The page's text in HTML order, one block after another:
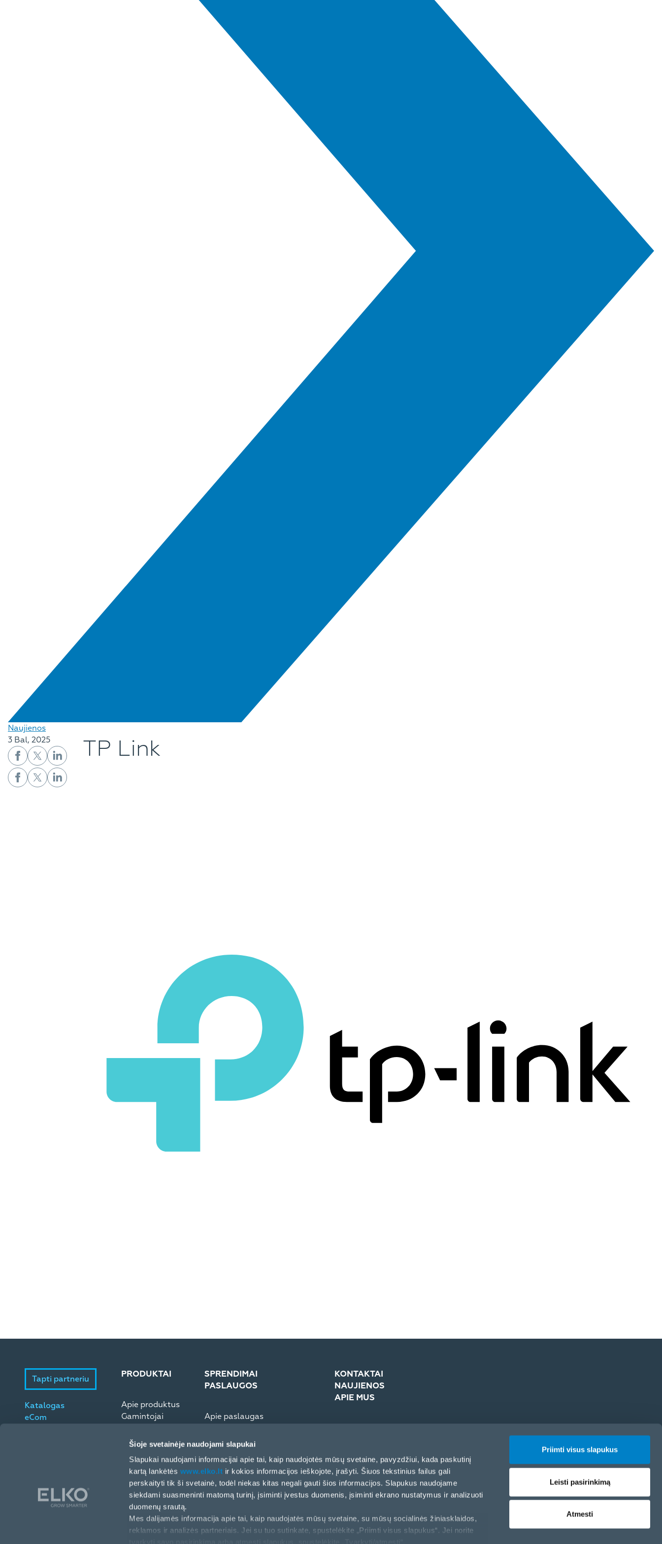
Šioje svetainėje naudojami slapukai
Slapukai naudojami informacijai apie tai, kaip naudojotės mūsų svetaine, pavyzdžiui, kada paskutinį
kartą lankėtės www.elko.lt ir kokios informacijos ieškojote, įrašyti. Šiuos tekstinius failus gali
perskaityti tik ši svetainė, todėl niekas kitas negali gauti šios informacijos. Slapukus naudojame
siekdami suasmeninti matomą turinį, įsiminti įvestus duomenis, įsiminti ekrano nustatymus ir analizuoti
duomenų srautą.
Mes dalijamės informacija apie tai, kaip naudojatės mūsų svetaine, su mūsų socialinės žiniasklaidos,
reklamos ir analizės partneriais. Jei su tuo sutinkate, spustelėkite „Priimti visus slapukus“. Jei norite
Priimti visus slapukus
Leisti pasirinkimą
Atmesti
Naujienos
3 Bal, 2025
TP Link
Tapti partneriu
Katalogas
eCom
PRODUKTAI
Apie produktus
Gamintojai
SPRENDIMAI
PASLAUGOS
Apie paslaugas
KONTAKTAI
NAUJIENOS
APIE MUS
Europos pr. 32 (II a.), Kaunas, LT-46326, Lietuva